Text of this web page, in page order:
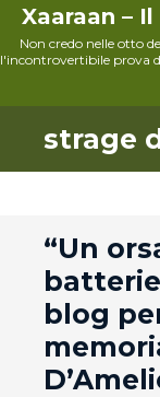
Xaaraan –
Non credo nelle otto
l'incontrovertibile prova
strage
“Un
blog